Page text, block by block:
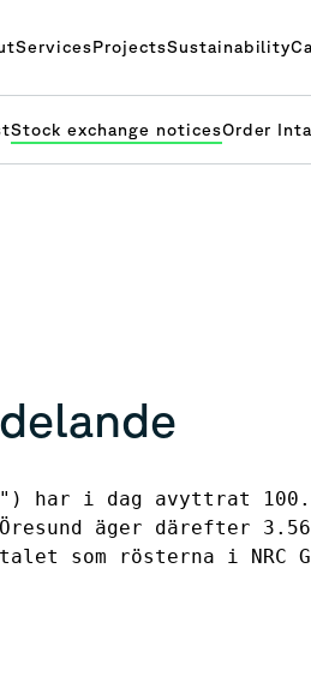
ServicesProjectsSustainability
Stock exchange noticesOrder
har i dag avyttrat
äger därefter
som rösterna i NRC